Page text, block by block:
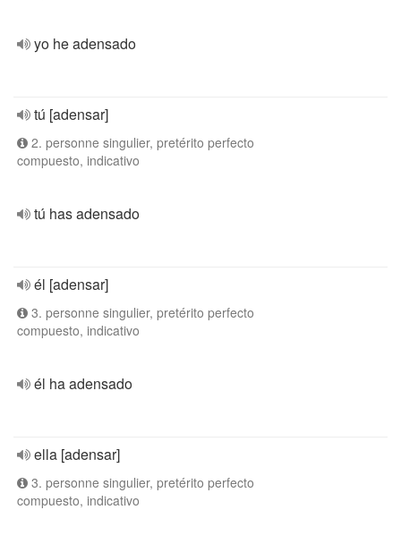
yo he adensado
tú [adensar]
2. personne singulier, pretérito perfecto
compuesto, indicativo
tú has adensado
él [adensar]
3. personne singulier, pretérito perfecto
compuesto, indicativo
él ha adensado
ella [adensar]
3. personne singulier, pretérito perfecto
compuesto, indicativo